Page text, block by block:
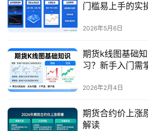
门槛易上手的实
2026年5月6日
期货k线图基础
习？新手入门需
2026年2月4日
期货合约价上涨
解读